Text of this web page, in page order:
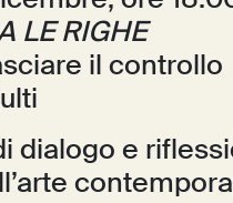
LE RIGHE
il controllo
dialogo e